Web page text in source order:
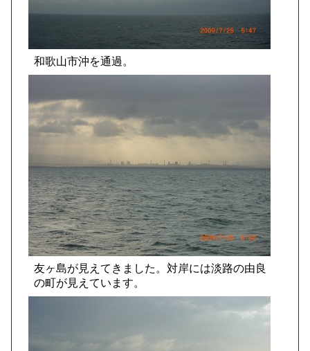
和歌山市沖を通過。
友ヶ島が見えてきました。対岸には淡路の由良
の町が見えています。